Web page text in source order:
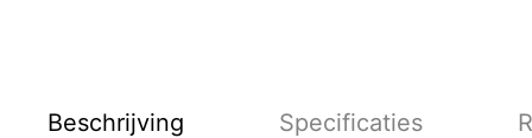
Beschrijving Specificaties